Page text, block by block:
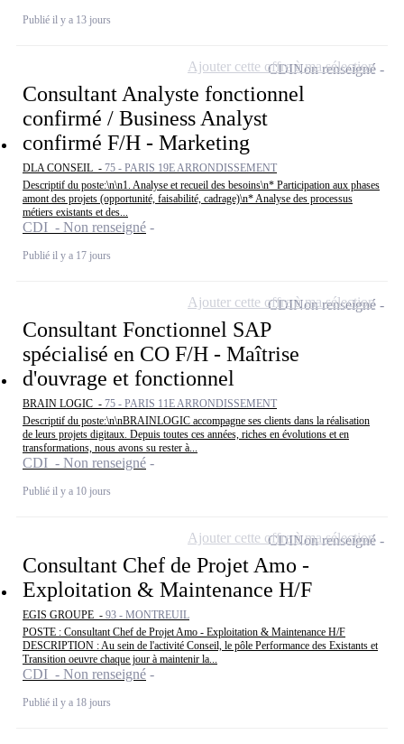
Publié il y a 13 jours
Consultant Analyste fonctionnel
confirmé / Business Analyst
confirmé F/H - Marketing
DLA CONSEIL - 75 - PARIS 19E ARRONDISSEMENT
Descriptif du poste:\n\n1. Analyse et recueil des besoins\n* Participation aux phases
amont des projets (opportunité, faisabilité, cadrage)\n* Analyse des processus
métiers existants et des...
CDI - Non renseigné
Publié il y a 17 jours
CDINon renseigné
Ajouter cette offre à ma sélection
Consultant Fonctionnel SAP
spécialisé en CO F/H - Maîtrise
d'ouvrage et fonctionnel
BRAIN LOGIC - 75 - PARIS 11E ARRONDISSEMENT
Descriptif du poste:\n\nBRAINLOGIC accompagne ses clients dans la réalisation
de leurs projets digitaux. Depuis toutes ces années, riches en évolutions et en
transformations, nous avons su rester à...
CDI - Non renseigné
Publié il y a 10 jours
CDINon renseigné
Ajouter cette offre à ma sélection
Consultant Chef de Projet Amo -
Exploitation & Maintenance H/F
EGIS GROUPE - 93 - MONTREUIL
POSTE : Consultant Chef de Projet Amo - Exploitation & Maintenance H/F
DESCRIPTION : Au sein de l'activité Conseil, le pôle Performance des Existants et
Transition oeuvre chaque jour à maintenir la...
CDI - Non renseigné
Publié il y a 18 jours
CDINon renseigné
Ajouter cette offre à ma sélection